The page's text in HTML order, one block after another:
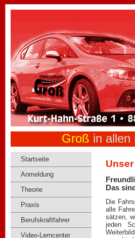
Groß in allen
Startseite
Anmeldung
Theorie
Praxis
Berufskraftfahrer
Video-Lerncenter
Unser
Das
Die
alle
sätzen,
jeden